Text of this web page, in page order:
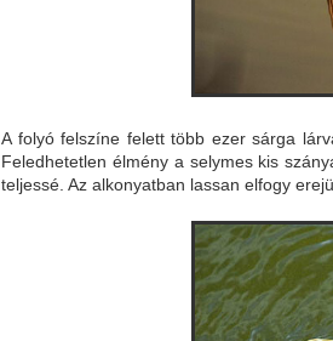
A folyó felszíne felett több ezer sárga
Feledhetetlen élmény a selymes kis
teljessé. Az alkonyatban lassan elfogy